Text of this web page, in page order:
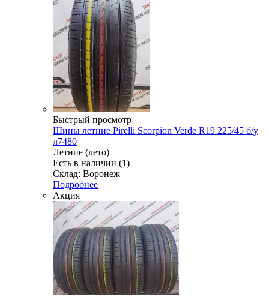
Быстрый просмотр
Шины летние Pirelli Scorpion Verde R19 225/45 б/у
л7480
Летние (лето)
Есть в наличии (1)
Склад: Воронеж
Подробнее
Акция